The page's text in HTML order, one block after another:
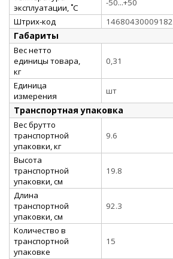
эксплуатации, ˚С
-50...+50
Штрих-код
14680430009182
Габариты
Вес нетто
единицы товара,
кг
0,31
Единица
измерения
шт
Транспортная упаковка
Вес брутто
транспортной
упаковки, кг
9.6
Высота
транспортной
упаковки, см
19.8
Длина
транспортной
упаковки, см
92.3
Количество в
транспортной
упаковке
15